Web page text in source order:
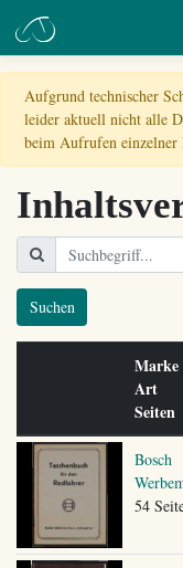
Aufgrund technischer
leider aktuell nicht alle
beim Aufrufen einzelner
Suchen
Marke
Art
Seiten
Bosch
54